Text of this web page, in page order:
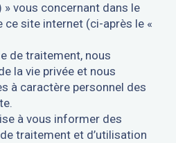
» vous concernant dans le
ce site internet (ci-après le «
de traitement, nous
la vie privée et nous
à caractère personnel des
à vous informer des
traitement et d’utilisation